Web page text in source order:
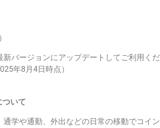
新バージョンにアップデートしてご利用くだ
年8月4日時点）
ついて
通学や通勤、外出などの日常の移動でコ